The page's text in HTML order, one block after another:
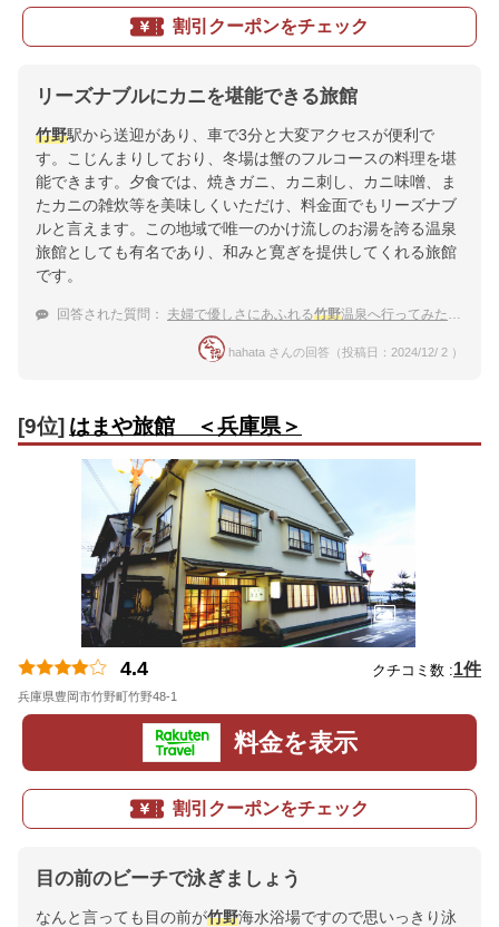
割引クーポンをチェック
リーズナブルにカニを堪能できる旅館
竹野駅から送迎があり、車で3分と大変アクセスが便利で
す。こじんまりしており、冬場は蟹のフルコースの料理を堪
能できます。夕食では、焼きガニ、カニ刺し、カニ味噌、ま
たカニの雑炊等を美味しくいただけ、料金面でもリーズナブ
ルと言えます。この地域で唯一のかけ流しのお湯を誇る温泉
旅館としても有名であり、和みと寛ぎを提供してくれる旅館
です。
回答された質問： 夫婦で優しさにあふれる竹野温泉へ行ってみたい！静かで落ち着く宿
hahata さんの回答（投稿日：2024/12/ 2 ）
[9位] はまや旅館 ＜兵庫県＞
4.4 クチコミ数 :1件
兵庫県豊岡市竹野町竹野48-1
料金を表示
割引クーポンをチェック
目の前のビーチで泳ぎましょう
なんと言っても目の前が竹野海水浴場ですので思いっきり泳